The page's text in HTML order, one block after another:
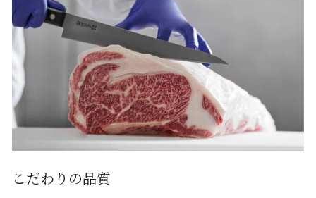
こだわりの品質